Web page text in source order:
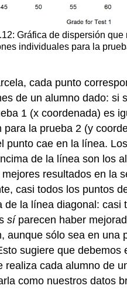
Gráfica de dispersión que
individuales para la
cada punto
de un alumno dado: si
1 (x coordenada) es
para la prueba 2 (y
punto cae en la línea.
de la línea son los
resultados en la
casi todos los puntos
de la línea diagonal: casi
síparecen haber
aunque sólo sea en una
sugiere que debemos
realiza cada alumno de
como nuestros datos